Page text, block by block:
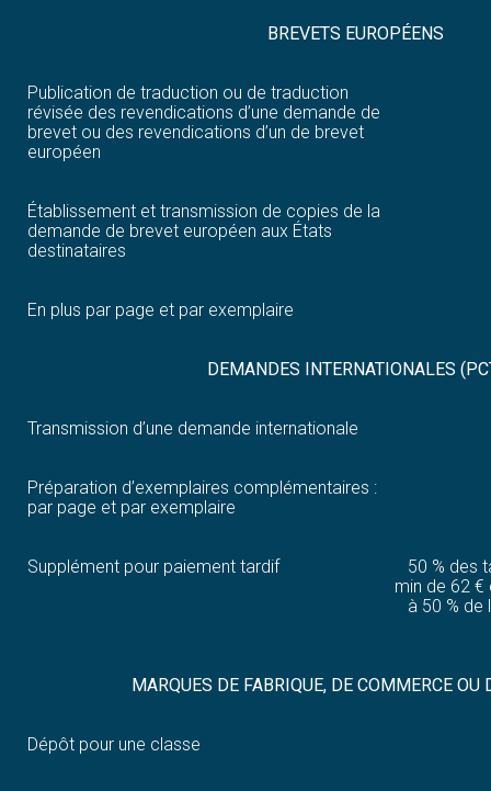
BREVETS EUROPÉENS
Publication de traduction ou de traduction
révisée des revendications d’une demande de
brevet ou des revendications d’un de brevet
européen
Établissement et transmission de copies de la
demande de brevet européen aux États
destinataires
En plus par page et par exemplaire
DEMANDES INTERNATIONALES
Transmission d’une demande internationale
Préparation d’exemplaires complémentaires :
par page et par exemplaire
Supplément pour paiement tardif
50 % des
min de 62
à 50 % de
MARQUES DE FABRIQUE, DE COMMERCE OU
Dépôt pour une classe